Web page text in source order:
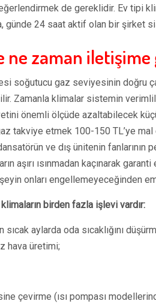
de gereklidir. Ev tipi
günde 24 saat aktif olan bir şirket
zaman iletişime
soğutucu gaz seviyesinin doğru
Zamanla klimalar sistemin
önemli ölçüde azaltabilecek
takviye etmek 100-150 TL’ye
ve dış ünitenin fanlarının
aşırı ısınmadan kaçınarak garanti
onları engellemeyeceğinden
birden fazla işlevi vardır:
sıcak aylarda oda sıcaklığını
hava üretimi;
çevirme (ısı pompası